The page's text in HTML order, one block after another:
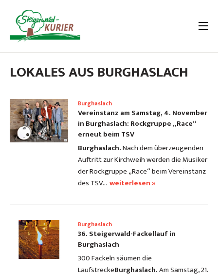
LOKALES AUS BURGHASLACH
Burghaslach
Vereinstanz am Samstag, 4. November
in Burghaslach: Rockgruppe „Race“
erneut beim TSV
Burghaslach.Nach dem überzeugenden
Auftritt zur Kirchweih werden die Musiker
der Rockgruppe „Race“ beim Vereinstanz
des TSV… weiterlesen »
Burghaslach
36. Steigerwald-Fackellauf in
Burghaslach
300 Fackeln säumen die
LaufstreckeBurghaslach.Am Samstag, 21.